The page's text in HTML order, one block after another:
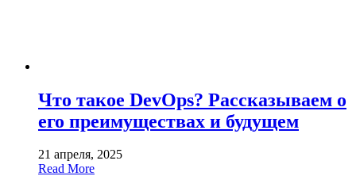
Что такое DevOps? Рассказываем о
его преимуществах и будущем
21 апреля, 2025
Read More